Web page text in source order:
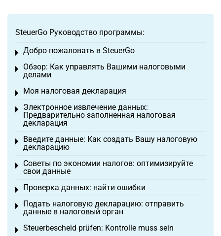
SteuerGo Руководство программы:
Добро пожаловать в SteuerGo
Toggle menu
Обзор: Как управлять Вашими налоговыми
делами
Toggle menu
Моя налоговая декларация
Toggle menu
Электронное извлечение данных:
Предварительно заполненная налоговая
декларация
Toggle menu
Введите данные: Как создать Вашу налоговую
декларацию
Toggle menu
Советы по экономии налогов: оптимизируйте
свои данные
Toggle menu
Проверка данных: найти ошибки
Toggle menu
Подать налоговую декларацию: отправить
данные в налоговый орган
Toggle menu
Steuerbescheid prüfen: Kontrolle muss sein
Toggle menu